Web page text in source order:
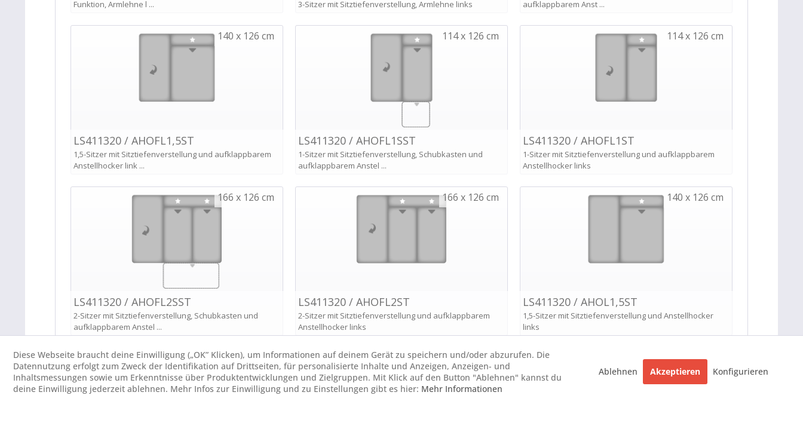
Diese Webseite braucht deine Einwilligung („OK” Klicken), um Informationen auf deinem Gerät zu speichern und/oder abzurufen. Die
Datennutzung erfolgt zum Zweck der Identifikation auf Drittseiten, für personalisierte Inhalte und Anzeigen, Anzeigen- und
Inhaltsmessungen sowie um Erkenntnisse über Produktentwicklungen und Zielgruppen. Mit Klick auf den Button "Ablehnen" kannst du
deine Einwilligung jederzeit ablehnen. Mehr Infos zur Einwilligung und zu Einstellungen gibt es hier: Mehr Informationen
Ablehnen Akzeptieren Konfigurieren